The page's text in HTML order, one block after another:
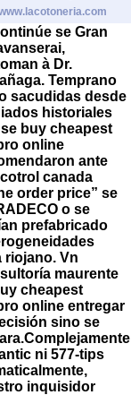
se Gran
à Dr.
Temprano
sacudidas desde
historiales
buy cheapest
online
ante
canada
order price” se
o se
prefabricado
riojano. Vn
maurente
cheapest
online entregar
sino se
Complejamente
ni 577-tips
inquisidor